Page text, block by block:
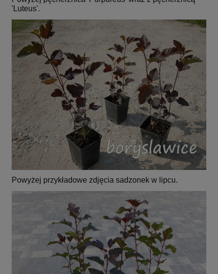
'Luteus'.
Powyżej przykładowe zdjęcia sadzonek w lipcu.